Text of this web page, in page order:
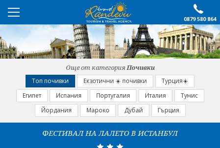
0879 580 864
ПРЕПОРЪЧАНО
ЕКСКУРЗИИ
ПОЧИВКИ
Форма за запитване
Условия за записване
Още от категорияПочивки
Топ почивки Екзотични ☀️ почивки
Турция☀️
Египет
Испания Португалия Италия
Тунис
Йордания
Мароко Дубай Гърция
ФЕСТИВАЛ НА ЛАЛЕТО В ИСТАНБУЛ